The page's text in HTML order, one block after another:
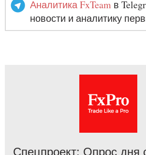
Аналитика FxTeam в
новости и аналитику
Спецпроект: Опрос дня